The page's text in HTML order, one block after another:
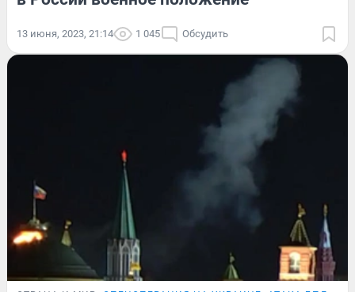
13 июня, 2023, 21:14 1 045 Обсудить